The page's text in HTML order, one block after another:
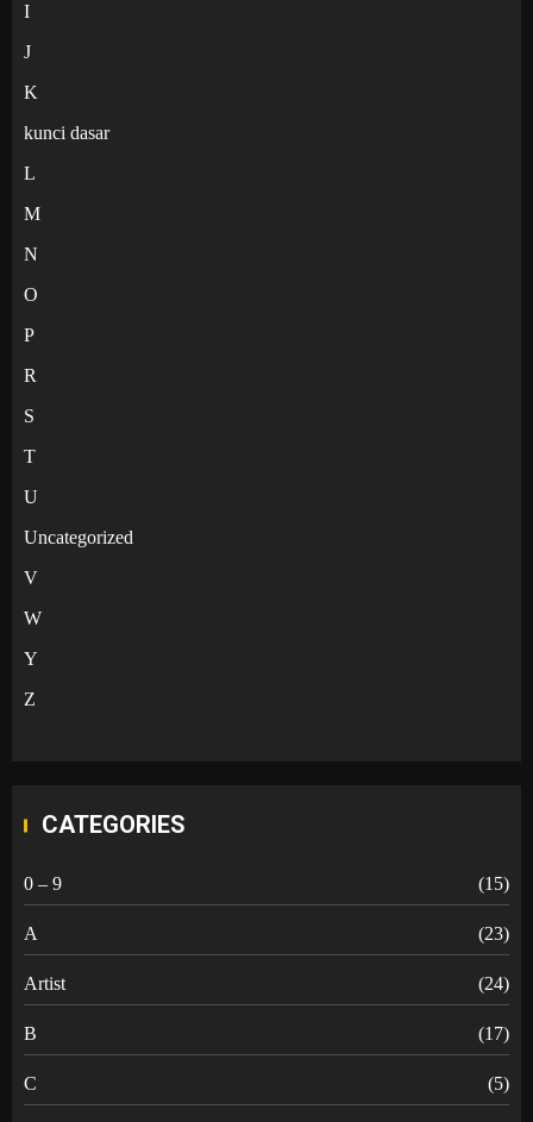
I
J
K
kunci dasar
L
M
N
O
P
R
S
T
U
Uncategorized
V
W
Y
Z
CATEGORIES
0 – 9 (15)
A (23)
Artist (24)
B (17)
C (5)